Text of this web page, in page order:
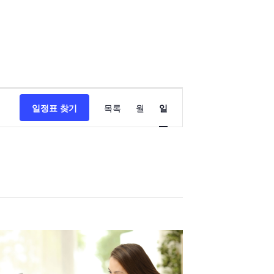
일정표 찾기
이
벤
탐
목록 월 일